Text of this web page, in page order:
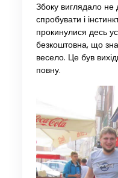
Збоку виглядало
спробувати і
прокинулися десь
безкоштовна, що
весело. Це був
повну.